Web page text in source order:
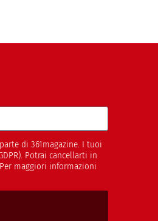
di 361magazine. I tuoi
Potrai cancellarti in
maggiori informazioni